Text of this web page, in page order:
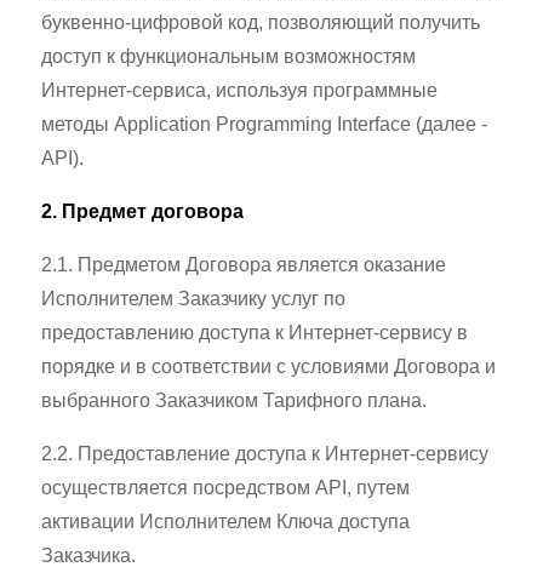
буквенно-цифровой код, позволяющий получить
доступ к функциональным возможностям
Интернет-сервиса, используя программные
методы Application Programming Interface (далее -
API).
2. Предмет договора
2.1. Предметом Договора является оказание
Исполнителем Заказчику услуг по
предоставлению доступа к Интернет-сервису в
порядке и в соответствии с условиями Договора и
выбранного Заказчиком Тарифного плана.
2.2. Предоставление доступа к Интернет-сервису
осуществляется посредством API, путем
активации Исполнителем Ключа доступа
Заказчика.